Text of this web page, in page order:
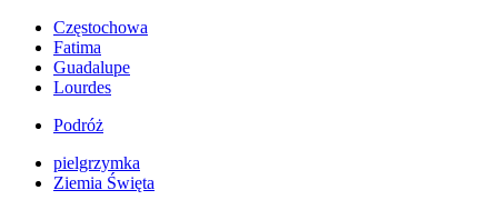
Częstochowa
Fatima
Guadalupe
Lourdes
Podróż
pielgrzymka
Ziemia Święta